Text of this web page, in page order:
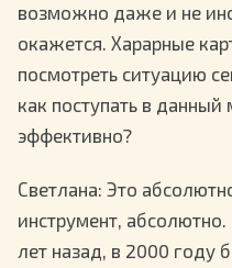
возможно даже и не
окажется. Харарные
посмотреть ситуацию
как поступать в
эффективно?
Светлана: Это
инструмент,
лет назад, в 2000 году